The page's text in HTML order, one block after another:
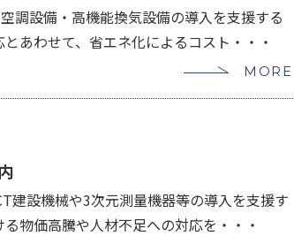
調設備・高機能換気設備の導入を支援する
あわせて、省エネ化によるコスト・・・
MORE
建設機械や3次元測量機器等の導入を支援す
物価高騰や人材不足への対応を・・・